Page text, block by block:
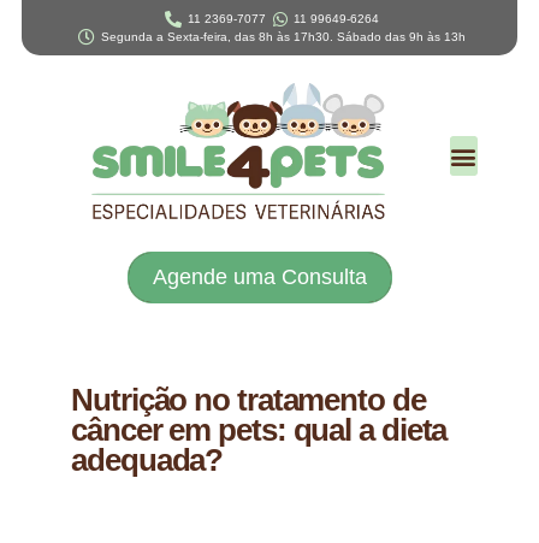
11 2369-7077
11 99649-6264
Segunda a Sexta-feira, das 8h às 17h30. Sábado das 9h às 13h
Agende uma Consulta
Nutrição no tratamento de
câncer em pets: qual a dieta
adequada?